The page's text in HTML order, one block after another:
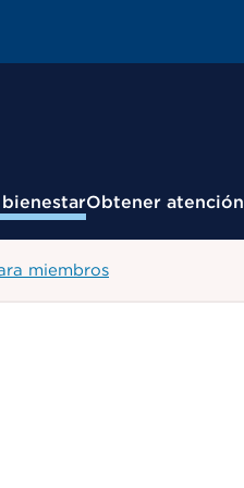
Obtener atención
miembros